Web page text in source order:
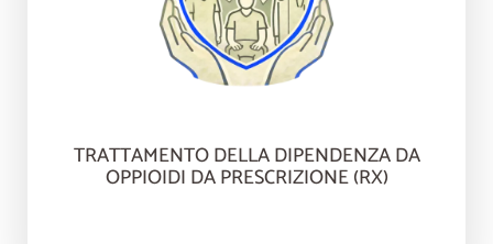
TRATTAMENTO DELLA DIPENDENZA DA
OPPIOIDI DA PRESCRIZIONE (RX)